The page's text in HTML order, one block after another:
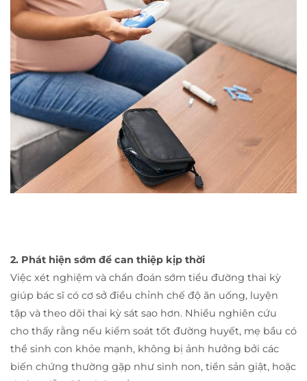
2. Phát hiện sớm để can thiệp kịp thời
Việc xét nghiệm và chẩn đoán sớm tiểu đường thai kỳ
giúp bác sĩ có cơ sở điều chỉnh chế độ ăn uống, luyện
tập và theo dõi thai kỳ sát sao hơn. Nhiều nghiên cứu
cho thấy rằng nếu kiểm soát tốt đường huyết, mẹ bầu có
thể sinh con khỏe mạnh, không bị ảnh hưởng bởi các
biến chứng thường gặp như sinh non, tiền sản giật, hoặc